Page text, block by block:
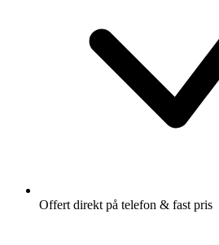
Offert direkt på telefon & fast pris